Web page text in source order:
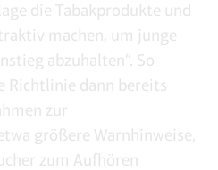
die Tabakprodukte und
machen, um junge
abzuhalten“. So
Richtlinie dann bereits
zur
größere Warnhinweise,
zum Aufhören